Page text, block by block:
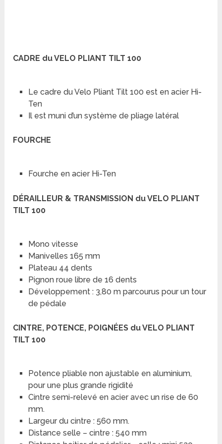
CADRE du VELO PLIANT TILT 100
Le cadre du Velo Pliant Tilt 100 est en acier Hi-
Ten
Il est muni d’un système de pliage latéral
FOURCHE
Fourche en acier Hi-Ten
DÉRAILLEUR & TRANSMISSION du VELO PLIANT
TILT 100
Mono vitesse
Manivelles 165 mm
Plateau 44 dents
Pignon roue libre de 16 dents
Développement : 3,80 m parcourus pour un tour
de pédale
CINTRE, POTENCE, POIGNÉES du VELO PLIANT
TILT 100
Potence pliable non ajustable en aluminium,
pour une plus grande rigidité
Cintre semi-relevé en acier avec un rise de 60
mm.
Largeur du cintre : 560 mm.
Distance selle – cintre : 540 mm